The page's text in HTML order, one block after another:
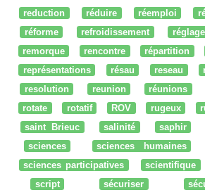
reduction
réduire réemploi
réforme
refroidissement réglage
remorque
rencontre répartition
représentations
résau reseau
resolution
reunion réunions
rotate
rotatif ROV rugeux
saint Brieuc
salinité saphir
sciences
sciences humaines
sciences participatives
scientifique
script
sécuriser